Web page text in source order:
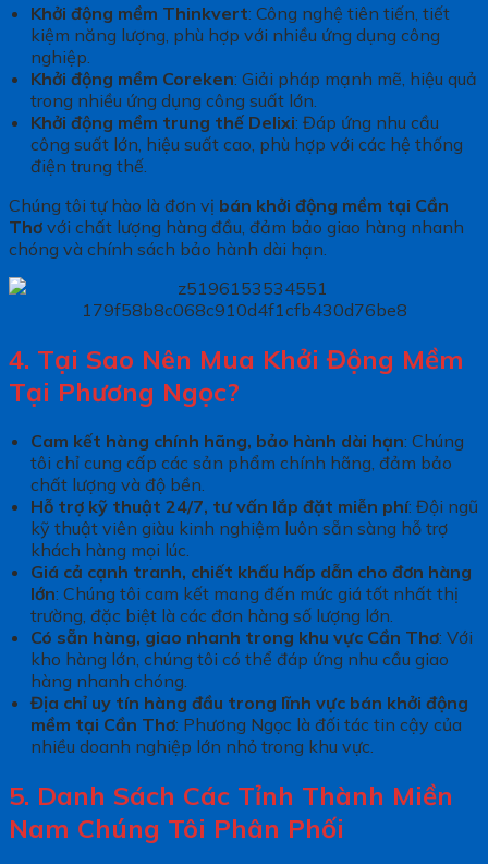
Khởi động mềm Thinkvert: Công nghệ tiên tiến, tiết
kiệm năng lượng, phù hợp với nhiều ứng dụng công
nghiệp.
Khởi động mềm Coreken: Giải pháp mạnh mẽ, hiệu quả
trong nhiều ứng dụng công suất lớn.
Khởi động mềm trung thế Delixi: Đáp ứng nhu cầu
công suất lớn, hiệu suất cao, phù hợp với các hệ thống
điện trung thế.
Chúng tôi tự hào là đơn vị bán khởi động mềm tại Cần
Thơ với chất lượng hàng đầu, đảm bảo giao hàng nhanh
chóng và chính sách bảo hành dài hạn.
4. Tại Sao Nên Mua Khởi Động Mềm
Tại Phương Ngọc?
Cam kết hàng chính hãng, bảo hành dài hạn: Chúng
tôi chỉ cung cấp các sản phẩm chính hãng, đảm bảo
chất lượng và độ bền.
Hỗ trợ kỹ thuật 24/7, tư vấn lắp đặt miễn phí: Đội ngũ
kỹ thuật viên giàu kinh nghiệm luôn sẵn sàng hỗ trợ
khách hàng mọi lúc.
Giá cả cạnh tranh, chiết khấu hấp dẫn cho đơn hàng
lớn: Chúng tôi cam kết mang đến mức giá tốt nhất thị
trường, đặc biệt là các đơn hàng số lượng lớn.
Có sẵn hàng, giao nhanh trong khu vực Cần Thơ: Với
kho hàng lớn, chúng tôi có thể đáp ứng nhu cầu giao
hàng nhanh chóng.
Địa chỉ uy tín hàng đầu trong lĩnh vực bán khởi động
mềm tại Cần Thơ: Phương Ngọc là đối tác tin cậy của
nhiều doanh nghiệp lớn nhỏ trong khu vực.
5. Danh Sách Các Tỉnh Thành Miền
Nam Chúng Tôi Phân Phối